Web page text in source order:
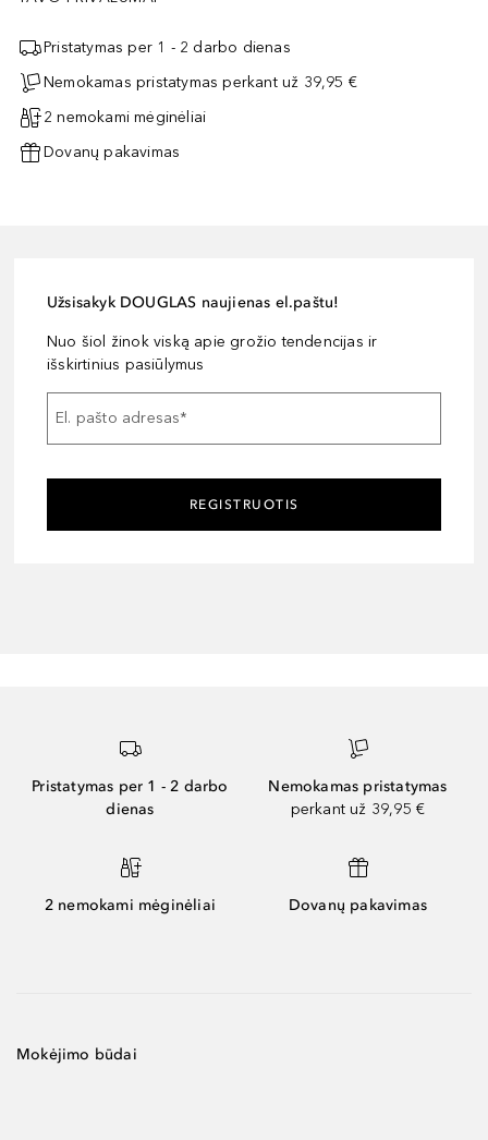
Pristatymas per 1 - 2 darbo dienas
Nemokamas pristatymas perkant už 39,95 €
2 nemokami mėginėliai
Dovanų pakavimas
Užsisakyk DOUGLAS naujienas el.paštu!
Nuo šiol žinok viską apie grožio tendencijas ir
išskirtinius pasiūlymus
El. pašto adresas*
REGISTRUOTIS
Pristatymas per 1 - 2 darbo
dienas
Nemokamas pristatymas
perkant už 39,95 €
2 nemokami mėginėliai Dovanų pakavimas
Mokėjimo būdai